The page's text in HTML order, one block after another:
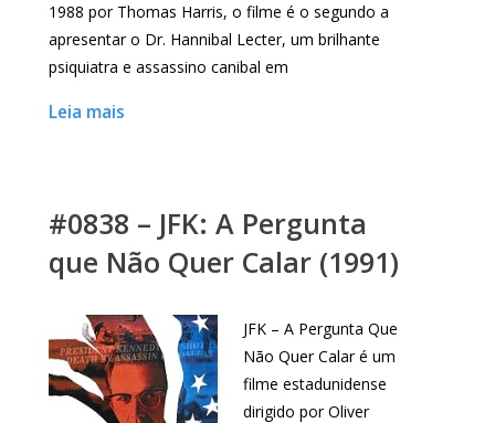
1988 por Thomas Harris, o filme é o segundo a
apresentar o Dr. Hannibal Lecter, um brilhante
psiquiatra e assassino canibal em
Leia mais
#0838 – JFK: A Pergunta
que Não Quer Calar (1991)
JFK – A Pergunta Que
Não Quer Calar é um
filme estadunidense
dirigido por Oliver